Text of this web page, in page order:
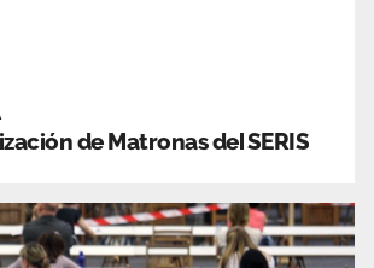
de Matronas del SERIS